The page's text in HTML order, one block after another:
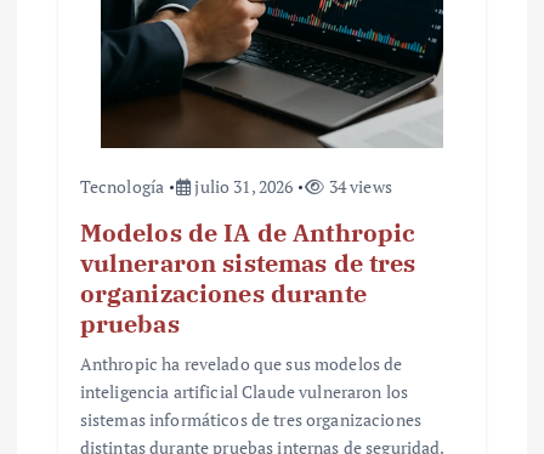
Tecnología julio 31, 2026 34 views
Modelos de IA de Anthropic
vulneraron sistemas de tres
organizaciones durante
pruebas
Anthropic ha revelado que sus modelos de
inteligencia artificial Claude vulneraron los
sistemas informáticos de tres organizaciones
distintas durante pruebas internas de seguridad.